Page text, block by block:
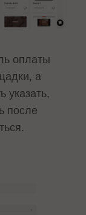
оплаты
а
указать,
после